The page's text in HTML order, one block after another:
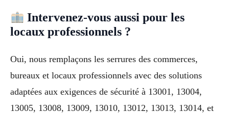
Intervenez-vous aussi pour les
locaux professionnels ?
Oui, nous remplaçons les serrures des commerces,
bureaux et locaux professionnels avec des solutions
adaptées aux exigences de sécurité à 13001, 13004,
13005, 13008, 13009, 13010, 13012, 13013, 13014, et